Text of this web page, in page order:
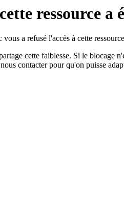
ressource a
a refusé l'accès à cette
cette faiblesse. Si le blocage
contacter pour qu'on puisse